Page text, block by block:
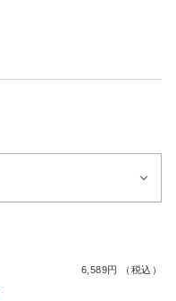
6,589円 （税込）